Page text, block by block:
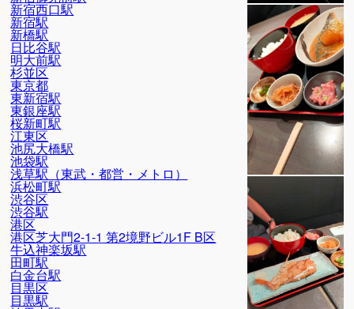
新宿西口駅
新宿駅
新橋駅
日比谷駅
明大前駅
杉並区
東京都
東新宿駅
東銀座駅
桜新町駅
江東区
池尻大橋駅
池袋駅
浅草駅（東武・都営・メトロ）
浜松町駅
渋谷区
渋谷駅
港区
港区芝大門2-1-1 第2境野ビル1F B区
牛込神楽坂駅
田町駅
白金台駅
目黒区
目黒駅